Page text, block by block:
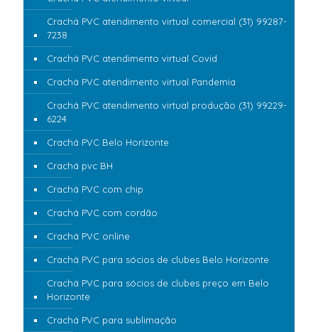
Crachá PVC atendimento virtual comercial (31) 99287-
7238
Crachá PVC atendimento virtual Covid
Crachá PVC atendimento virtual Pandemia
Crachá PVC atendimento virtual produção (31) 99229-
6224
Crachá PVC Belo Horizonte
Crachá pvc BH
Crachá PVC com chip
Crachá PVC com cordão
Crachá PVC online
Crachá PVC para sócios de clubes Belo Horizonte
Crachá PVC para sócios de clubes preço em Belo
Horizonte
Crachá PVC para sublimação